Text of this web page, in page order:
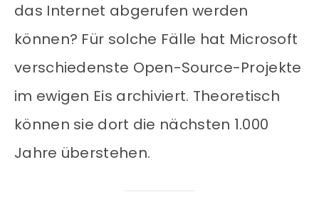
das Internet abgerufen werden
können? Für solche Fälle hat Microsoft
verschiedenste Open-Source-Projekte
im ewigen Eis archiviert. Theoretisch
können sie dort die nächsten 1.000
Jahre überstehen.